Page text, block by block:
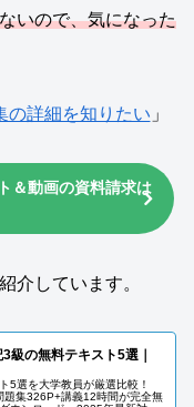
いので、気になった
の詳細を知りたい 」
＆動画の資料請求は
介しています。
3級の無料テキスト5選｜
5選を大学教員が厳選比較！
題集326P+講義12時間が完全無